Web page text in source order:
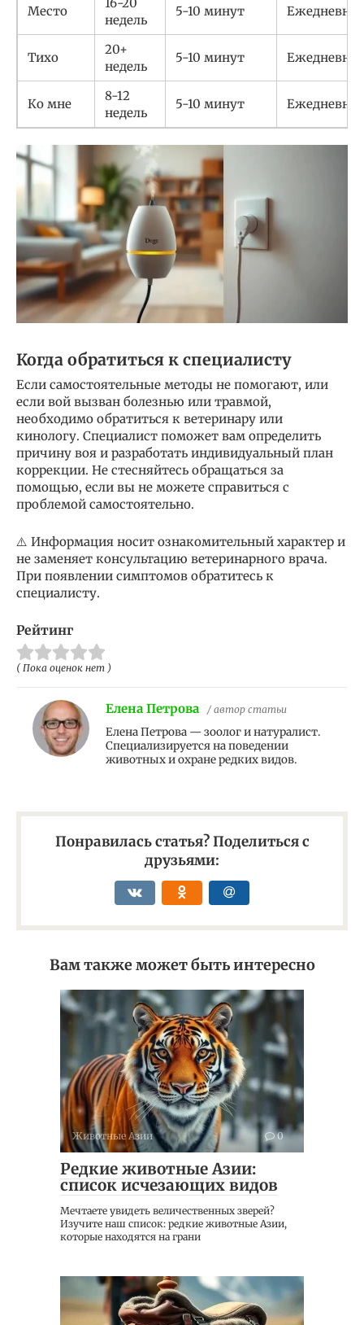
Место
недель
5-10 минут Ежедневно
Тихо
20+
недель
5-10 минут Ежедневно
Ко мне
8-12
недель
5-10 минут Ежедневно
Когда обратиться к специалисту
Если самостоятельные методы не помогают, или
если вой вызван болезнью или травмой,
необходимо обратиться к ветеринару или
кинологу. Специалист поможет вам определить
причину воя и разработать индивидуальный план
коррекции. Не стесняйтесь обращаться за
помощью, если вы не можете справиться с
проблемой самостоятельно.
⚠️ Информация носит ознакомительный характер и
не заменяет консультацию ветеринарного врача.
При появлении симптомов обратитесь к
специалисту.
Рейтинг
( Пока оценок нет )
Елена Петрова / автор статьи
Елена Петрова — зоолог и натуралист.
Специализируется на поведении
животных и охране редких видов.
Понравилась статья? Поделиться с
друзьями:
Вам также может быть интересно
Животные Азии 0
Редкие животные Азии:
список исчезающих видов
Мечтаете увидеть величественных зверей?
Изучите наш список: редкие животные Азии,
которые находятся на грани